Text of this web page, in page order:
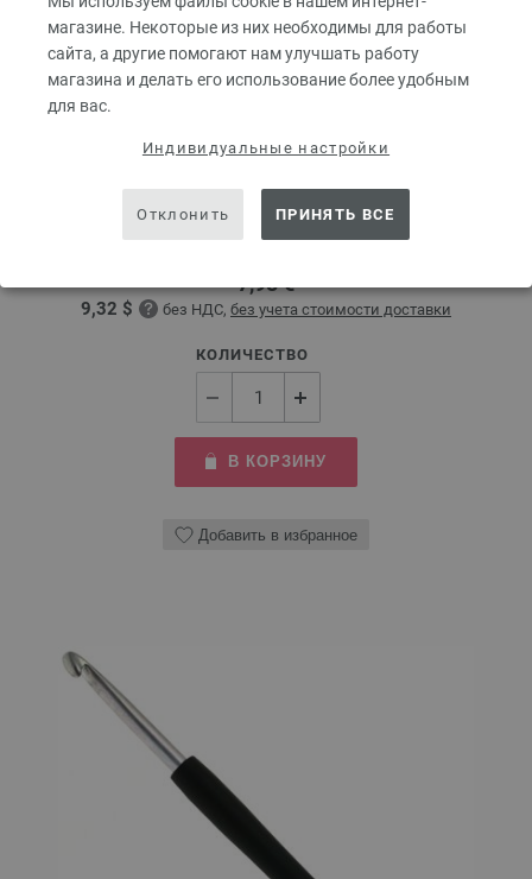
магазине. Некоторые из них необходимы для работы
сайта, а другие помогают нам улучшать работу
магазина и делать его использование более удобным
для вас.
Индивидуальные настройки
Отклонить ПРИНЯТЬ ВСЕ
Круговые спицы Design-Holz Multicolor № 4,5
длина 80 см
Круговые спицы Design-Holz Multicolor № 4,5 длина 80 см
7,98 €
9,32 $ без НДС, без учета стоимости доставки
КОЛИЧЕСТВО
В КОРЗИНУ
Добавить в избранное